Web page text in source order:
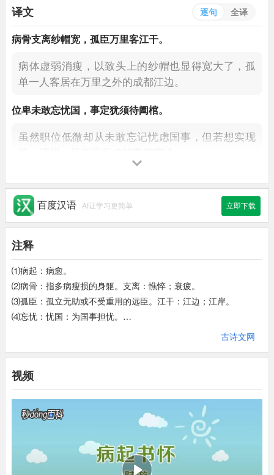
译文 逐句 全译
病骨支离纱帽宽， 孤臣万里客江干。
病体虚弱消瘦，以致头上的纱帽也显得宽大了， 孤
单一人客居在万里之外的成都江边。
位卑未敢忘忧国， 事定犹须待阖棺。
虽然职位低微却从未敢忘记忧虑国事，但若想实现
天地神灵扶庙社，京华父老望和銮。
希望天地神灵保佑国家社稷，
北方百姓都在日夜企
盼着君主御驾亲征收复失落的河山。
出师一表
诸葛孔明的传世之作《出师表》忠义之气万古流
芳， 深夜难眠，还是挑灯细细品读吧。
百度汉语 AI让学习更简单 立即下载
注释
⑴病起：病愈。
⑵病骨：指多病瘦损的身躯。支离：憔悴；衰疲。
⑶孤臣：孤立无助或不受重用的远臣。江干：江边；江岸。
⑷忘忧：忧国：为国事担忧。
⑺京华：京城之美称。因京城是文物、人才汇集之地，故称。北宋
都城汴梁，当时临安不是首都只是行在。 和銮（luán）：同“ 和鸾
”。古代车上的铃铛。挂在车前横木上称“和”，挂在轭首或车架上
称“銮”。挂在车架上的铃铛，就是代指天子车驾，出自班固《东都
赋》“凤盖棽丽，和銮玲珑”。
⑻出师一表：《前出师表》。
⑼挑灯：拨动灯芯，使得灯变的更亮。看（kān）。
古诗文网
视频